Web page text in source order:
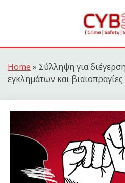
CYB3R
Home » Σύλληψη για
εγκλημάτων και